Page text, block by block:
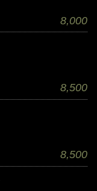
8,000
8,500
8,500